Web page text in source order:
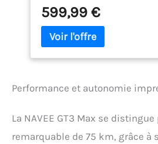
besoins des trajets
robuste et son efficacité
permettent de dominer les
polyvalente grâce à trois
piétonnes sécurisées et les
milieu urbain dense. Mode
Conçu pour les trajets
599,99 €
Performance et autonomie
La NAVEE GT3 Max se
remarquable de 75 km, grâce à